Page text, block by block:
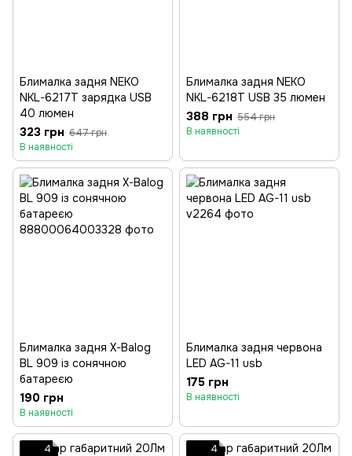
Блималка задня NEKO
NKL-6217T зарядка USB
40 люмен
323 грн 647 грн
В наявності
Блималка задня NEKO
NKL-6218T USB 35 люмен
388 грн 554 грн
В наявності
Блималка задня X-Balog
BL 909 із сонячною
батареєю
190 грн
В наявності
Блималка задня червона
LED AG-11 usb
175 грн
В наявності
4 4